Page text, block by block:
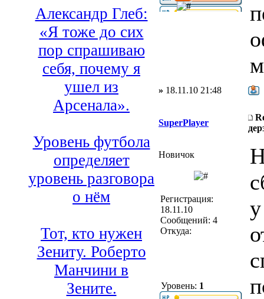
Александр Глеб:
«Я тоже до сих
пор спрашиваю
себя, почему я
ушел из
Арсенала».
Уровень футбола
определяет
уровень разговора
о нём
Тот, кто нужен
Зениту. Роберто
Манчини в
Зените.
» 18.11.10 21:48
SuperPlayer
Новичок
Регистрация:
18.11.10
Сообщений: 4
Откуда:
Уровень: 1